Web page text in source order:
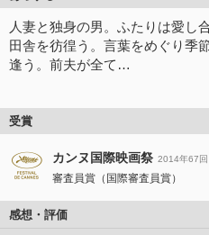
人妻と独身の男。ふたりは愛し
田舎を彷徨う。言葉をめぐり季
逢う。前夫が全て…
受賞
カンヌ国際映画祭 2014年67回
審査員賞（国際審査員賞）
感想・評価